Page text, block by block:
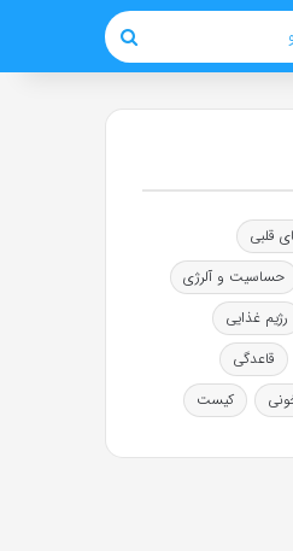
جستجو
قلبی
حساسیت و آلرژی
رژیم غذایی
قاعدگی
کیست